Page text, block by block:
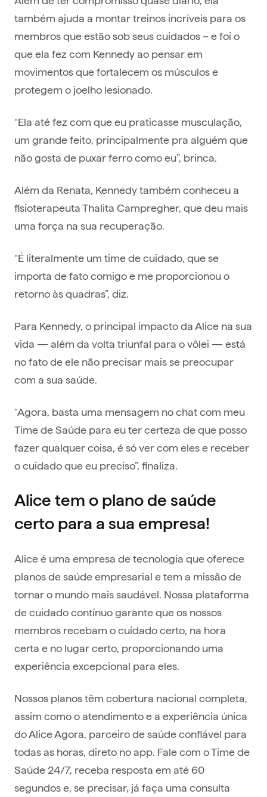
também ajuda a montar treinos incríveis para os
membros que estão sob seus cuidados – e foi o
que ela fez com Kennedy ao pensar em
movimentos que fortalecem os músculos e
protegem o joelho lesionado.
“Ela até fez com que eu praticasse musculação,
um grande feito, principalmente pra alguém que
não gosta de puxar ferro como eu”, brinca.
Além da Renata, Kennedy também conheceu a
fisioterapeuta Thalita Campregher, que deu mais
uma força na sua recuperação.
“É literalmente um time de cuidado, que se
importa de fato comigo e me proporcionou o
retorno às quadras”, diz.
Para Kennedy, o principal impacto da Alice na sua
vida — além da volta triunfal para o vôlei — está
no fato de ele não precisar mais se preocupar
com a sua saúde.
“Agora, basta uma mensagem no chat com meu
Time de Saúde para eu ter certeza de que posso
fazer qualquer coisa, é só ver com eles e receber
o cuidado que eu preciso”, finaliza.
Alice tem o plano de saúde
certo para a sua empresa!
Alice é uma empresa de tecnologia que oferece
planos de saúde empresarial e tem a missão de
tornar o mundo mais saudável. Nossa plataforma
de cuidado contínuo garante que os nossos
membros recebam o cuidado certo, na hora
certa e no lugar certo, proporcionando uma
experiência excepcional para eles.
Nossos planos têm cobertura nacional completa,
assim como o atendimento e a experiência única
do Alice Agora, parceiro de saúde confiável para
todas as horas, direto no app. Fale com o Time de
Saúde 24/7, receba resposta em até 60
segundos e, se precisar, já faça uma consulta